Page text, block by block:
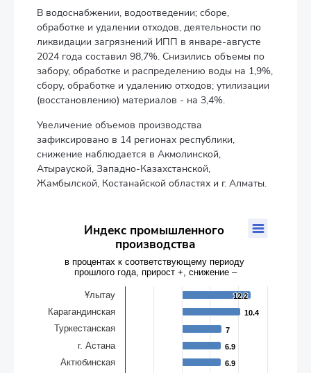
В водоснабжении, водоотведении; сборе,
обработке и удалении отходов, деятельности по
ликвидации загрязнений ИПП в январе-августе
2024 года составил 98,7%. Снизились объемы по
забору, обработке и распределению воды на 1,9%,
сбору, обработке и удалению отходов; утилизации
(восстановлению) материалов - на 3,4%.
Увеличение объемов производства
зафиксировано в 14 регионах республики,
снижение наблюдается в Акмолинской,
Атырауской, Западно-Казахстанской,
Жамбылской, Костанайской областях и г. Алматы.
Индекс промышленного производства
Bar chart with 20 bars.
в процентах к соответствующему периоду прошлого
The chart has 1 X axis displaying categories.
The chart has 1 Y axis displaying values. Data ranges from -
Индекс промышленного
производства
в процентах к соответствующему периоду
прошлого года, прирост +, снижение –
12.2
12.2
10.4
10.4
7
7
6.9
6.9
6.9
6.9
Ұлытау
Карагандинская
Туркестанская
г. Астана
Актюбинская